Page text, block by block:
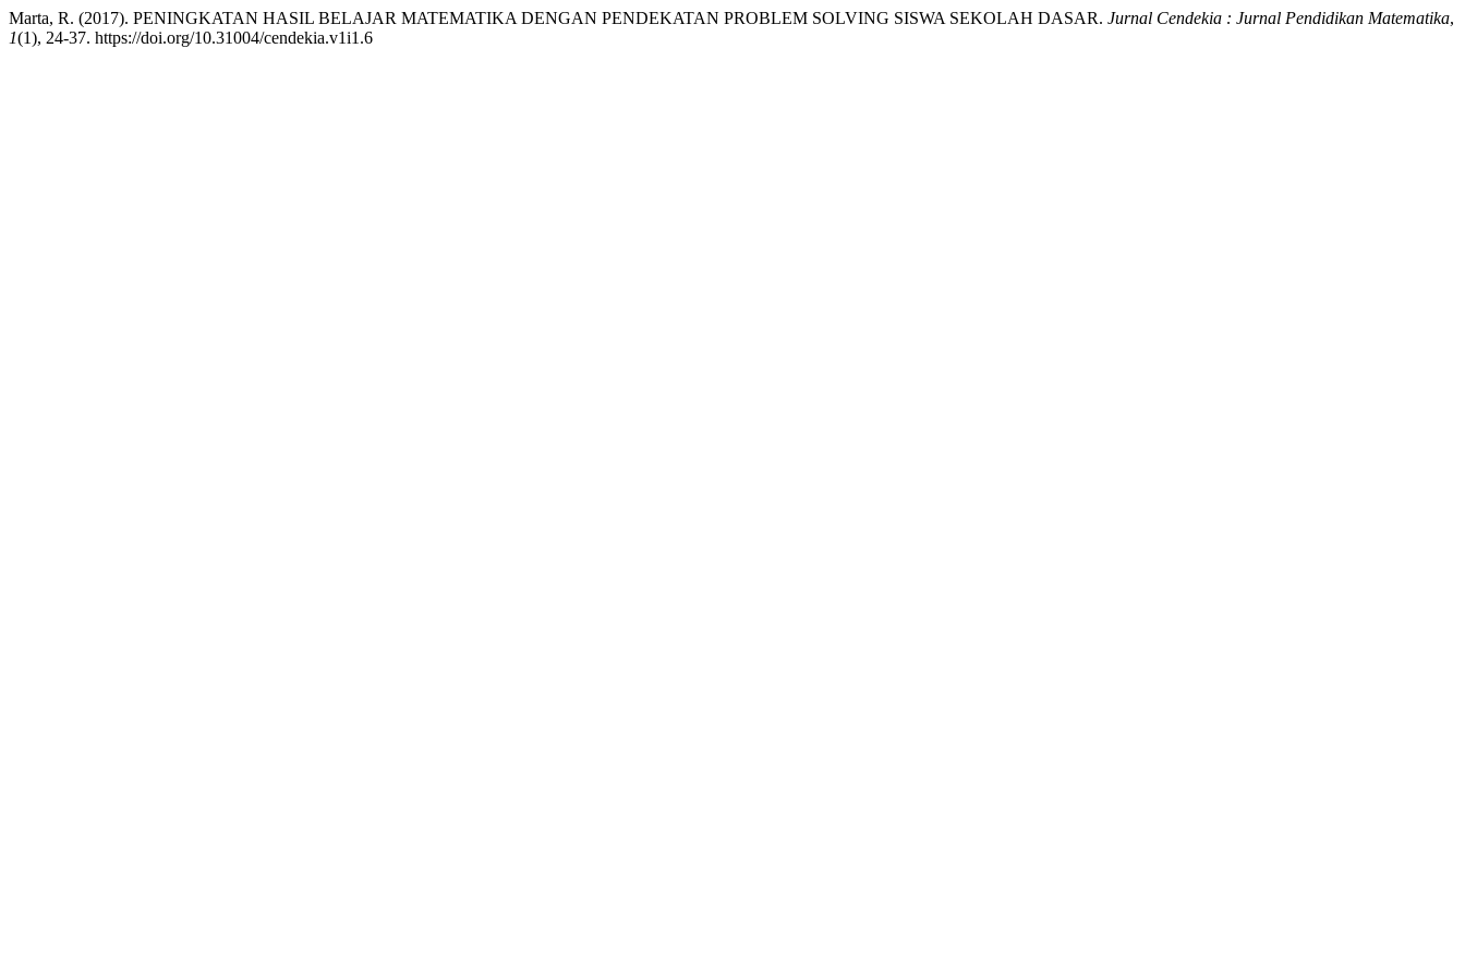
Marta, R. (2017). PENINGKATAN HASIL BELAJAR MATEMATIKA DENGAN PENDEKATAN PROBLEM SOLVING SISWA SEKOLAH DASAR. Jurnal Cendekia : Jurnal Pendidikan Matematika,
1(1), 24-37. https://doi.org/10.31004/cendekia.v1i1.6